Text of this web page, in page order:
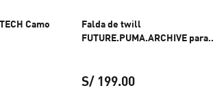
Camo
Falda de twill
FUTURE.PUMA.ARCHIVE para
S/ 199.00